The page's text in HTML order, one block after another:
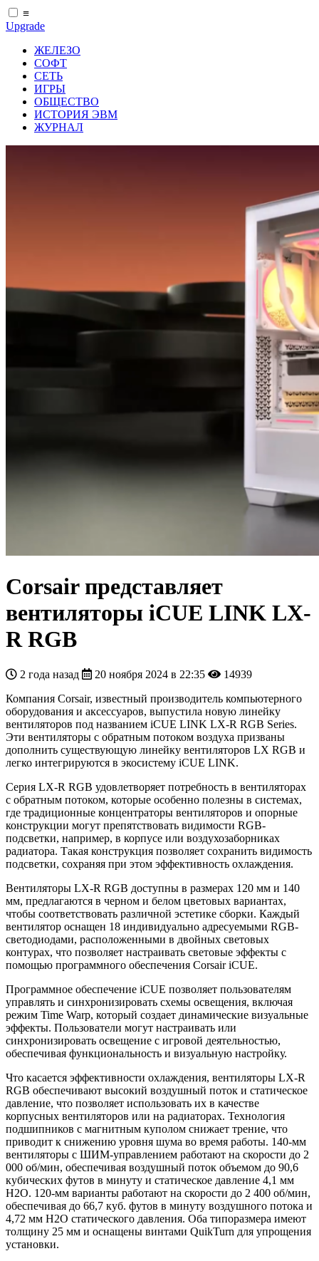
≡
Upgrade
ЖЕЛЕЗО
СОФТ
СЕТЬ
ИГРЫ
ОБЩЕСТВО
ИСТОРИЯ ЭВМ
ЖУРНАЛ
Corsair представляет
вентиляторы iCUE LINK LX-
R RGB
2 года назад 20 ноября 2024 в 22:35
14939
Компания Corsair, известный производитель компьютерного
оборудования и аксессуаров, выпустила новую линейку
вентиляторов под названием iCUE LINK LX-R RGB Series.
Эти вентиляторы с обратным потоком воздуха призваны
дополнить существующую линейку вентиляторов LX RGB и
легко интегрируются в экосистему iCUE LINK.
Серия LX-R RGB удовлетворяет потребность в вентиляторах
с обратным потоком, которые особенно полезны в системах,
где традиционные концентраторы вентиляторов и опорные
конструкции могут препятствовать видимости RGB-
подсветки, например, в корпусе или воздухозаборниках
радиатора. Такая конструкция позволяет сохранить видимость
подсветки, сохраняя при этом эффективность охлаждения.
Вентиляторы LX-R RGB доступны в размерах 120 мм и 140
мм, предлагаются в черном и белом цветовых вариантах,
чтобы соответствовать различной эстетике сборки. Каждый
вентилятор оснащен 18 индивидуально адресуемыми RGB-
светодиодами, расположенными в двойных световых
контурах, что позволяет настраивать световые эффекты с
помощью программного обеспечения Corsair iCUE.
Программное обеспечение iCUE позволяет пользователям
управлять и синхронизировать схемы освещения, включая
режим Time Warp, который создает динамические визуальные
эффекты. Пользователи могут настраивать или
синхронизировать освещение с игровой деятельностью,
обеспечивая функциональность и визуальную настройку.
Что касается эффективности охлаждения, вентиляторы LX-R
RGB обеспечивают высокий воздушный поток и статическое
давление, что позволяет использовать их в качестве
корпусных вентиляторов или на радиаторах. Технология
подшипников с магнитным куполом снижает трение, что
приводит к снижению уровня шума во время работы. 140-мм
вентиляторы с ШИМ-управлением работают на скорости до 2
000 об/мин, обеспечивая воздушный поток объемом до 90,6
кубических футов в минуту и статическое давление 4,1 мм
H2O. 120-мм варианты работают на скорости до 2 400 об/мин,
обеспечивая до 66,7 куб. футов в минуту воздушного потока и
4,72 мм H2O статического давления. Оба типоразмера имеют
толщину 25 мм и оснащены винтами QuikTurn для упрощения
установки.